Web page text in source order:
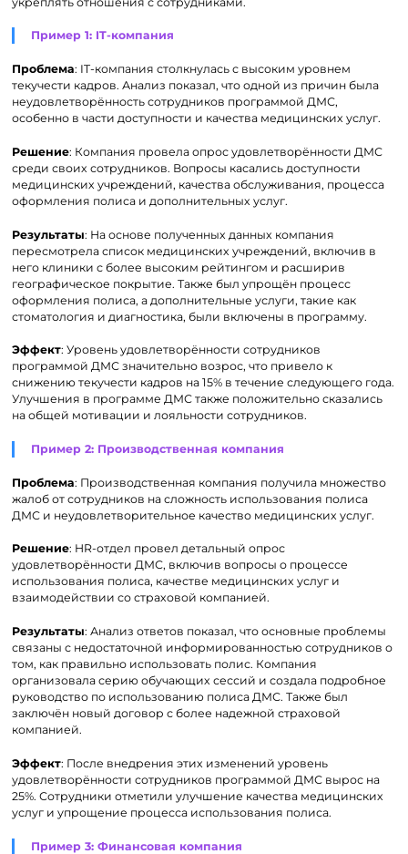
Пример 1: IT-компания
Проблема: IT-компания столкнулась с высоким уровнем
текучести кадров. Анализ показал, что одной из причин была
неудовлетворённость сотрудников программой ДМС,
особенно в части доступности и качества медицинских услуг.
Решение: Компания провела опрос удовлетворённости ДМС
среди своих сотрудников. Вопросы касались доступности
медицинских учреждений, качества обслуживания, процесса
оформления полиса и дополнительных услуг.
Результаты: На основе полученных данных компания
пересмотрела список медицинских учреждений, включив в
него клиники с более высоким рейтингом и расширив
географическое покрытие. Также был упрощён процесс
оформления полиса, а дополнительные услуги, такие как
стоматология и диагностика, были включены в программу.
Эффект: Уровень удовлетворённости сотрудников
программой ДМС значительно возрос, что привело к
снижению текучести кадров на 15% в течение следующего года.
Улучшения в программе ДМС также положительно сказались
на общей мотивации и лояльности сотрудников.
Пример 2: Производственная компания
Проблема: Производственная компания получила множество
жалоб от сотрудников на сложность использования полиса
ДМС и неудовлетворительное качество медицинских услуг.
Решение: HR-отдел провел детальный опрос
удовлетворённости ДМС, включив вопросы о процессе
использования полиса, качестве медицинских услуг и
взаимодействии со страховой компанией.
Результаты: Анализ ответов показал, что основные проблемы
связаны с недостаточной информированностью сотрудников о
том, как правильно использовать полис. Компания
организовала серию обучающих сессий и создала подробное
руководство по использованию полиса ДМС. Также был
заключён новый договор с более надежной страховой
компанией.
Эффект: После внедрения этих изменений уровень
удовлетворённости сотрудников программой ДМС вырос на
25%. Сотрудники отметили улучшение качества медицинских
услуг и упрощение процесса использования полиса.
Пример 3: Финансовая компания